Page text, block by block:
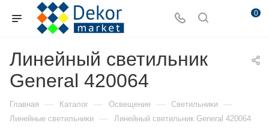
0
Линейный светильник
General 420064
Главная — Каталог — Освещение — Светильники —
Линейные светильники — Линейный светильник General 420064